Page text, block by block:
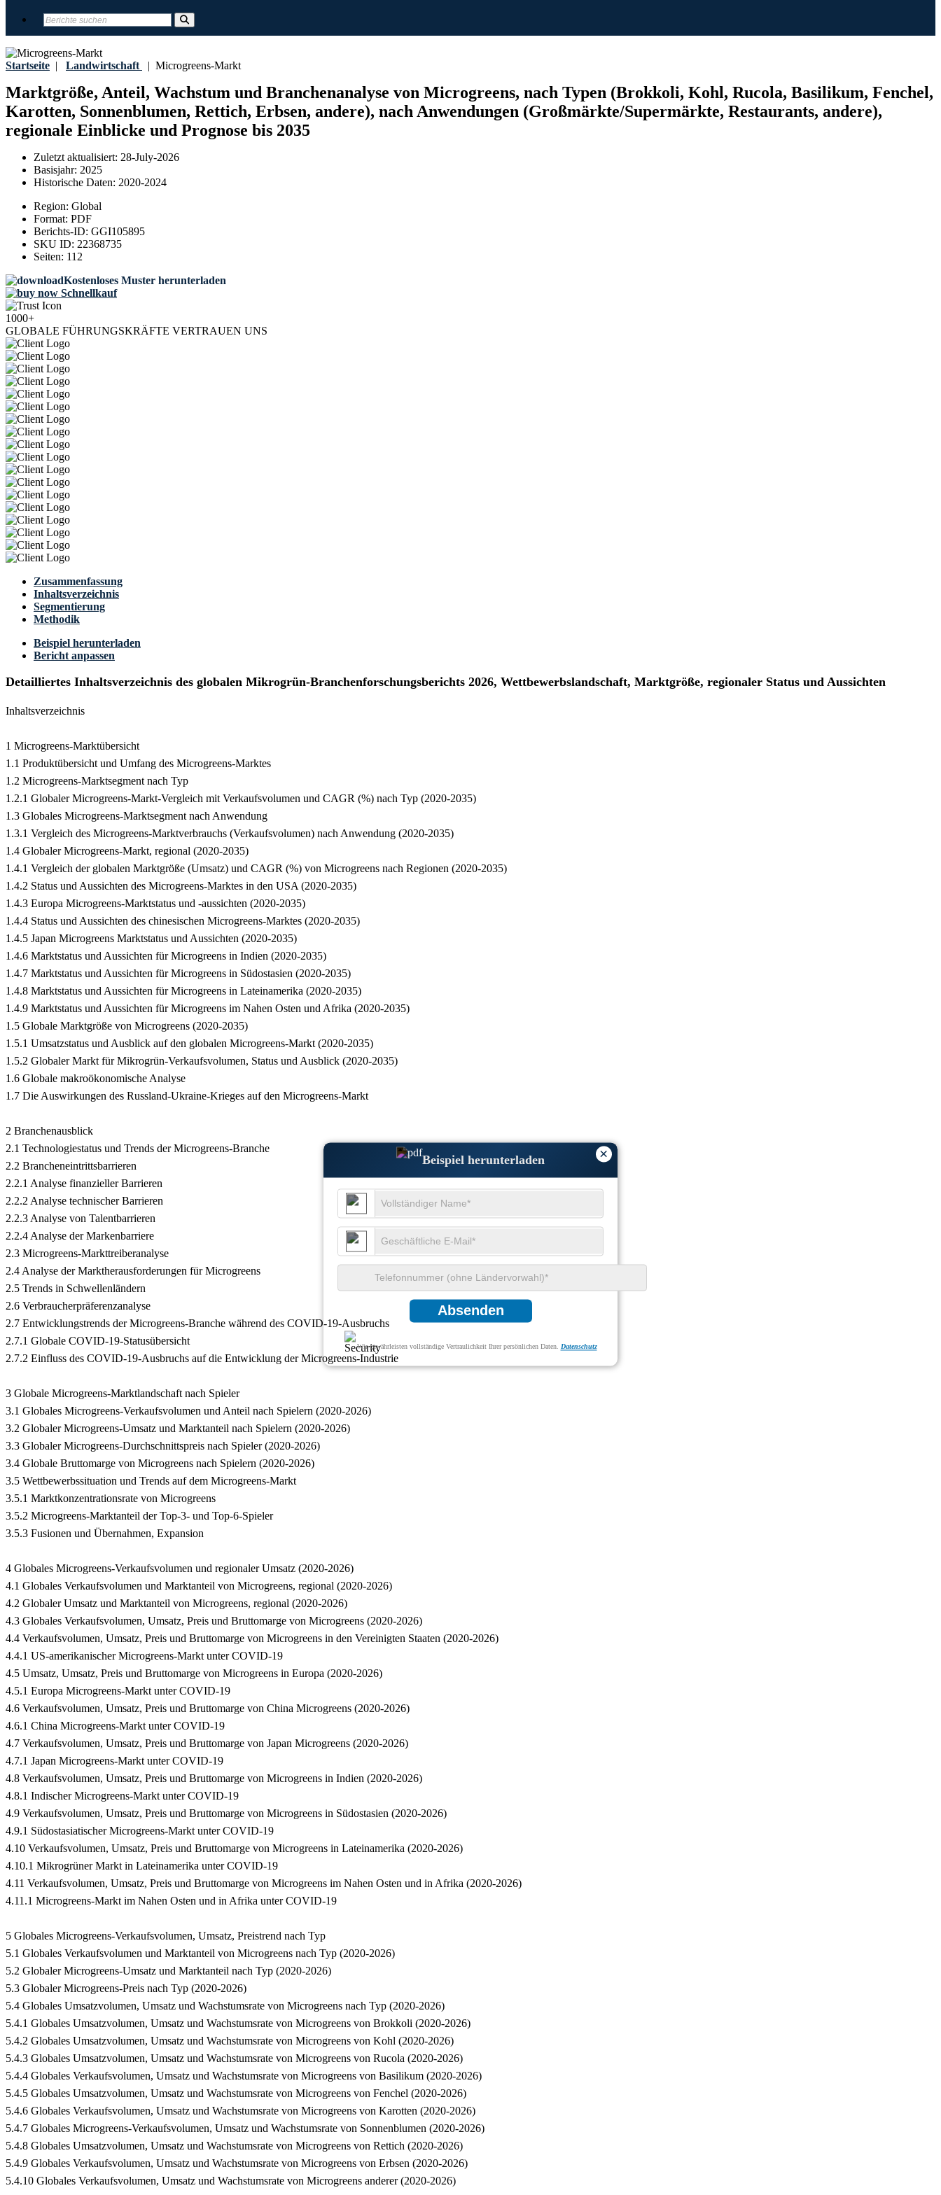
Startseite | Landwirtschaft | Microgreens-Markt
Marktgröße, Anteil, Wachstum und Branchenanalyse von Microgreens, nach Typen (Brokkoli, Kohl, Rucola, Basilikum, Fenchel,
Karotten, Sonnenblumen, Rettich, Erbsen, andere), nach Anwendungen (Großmärkte/Supermärkte, Restaurants, andere),
regionale Einblicke und Prognose bis 2035
Zuletzt aktualisiert: 28-July-2026
Basisjahr: 2025
Historische Daten: 2020-2024
Region: Global
Format: PDF
Berichts-ID: GGI105895
SKU ID: 22368735
Seiten: 112
Kostenloses Muster herunterladen
Schnellkauf
1000+
GLOBALE FÜHRUNGSKRÄFTE VERTRAUEN UNS
×
Beispiel herunterladen
Absenden
Wir gewährleisten vollständige Vertraulichkeit Ihrer persönlichen Daten. Datenschutz
Zusammenfassung
Inhaltsverzeichnis
Segmentierung
Methodik
Beispiel herunterladen
Bericht anpassen
Detailliertes Inhaltsverzeichnis des globalen Mikrogrün-Branchenforschungsberichts 2026, Wettbewerbslandschaft, Marktgröße, regionaler Status und Aussichten
Inhaltsverzeichnis
1 Microgreens-Marktübersicht
1.1 Produktübersicht und Umfang des Microgreens-Marktes
1.2 Microgreens-Marktsegment nach Typ
1.2.1 Globaler Microgreens-Markt-Vergleich mit Verkaufsvolumen und CAGR (%) nach Typ (2020-2035)
1.3 Globales Microgreens-Marktsegment nach Anwendung
1.3.1 Vergleich des Microgreens-Marktverbrauchs (Verkaufsvolumen) nach Anwendung (2020-2035)
1.4 Globaler Microgreens-Markt, regional (2020-2035)
1.4.1 Vergleich der globalen Marktgröße (Umsatz) und CAGR (%) von Microgreens nach Regionen (2020-2035)
1.4.2 Status und Aussichten des Microgreens-Marktes in den USA (2020-2035)
1.4.3 Europa Microgreens-Marktstatus und -aussichten (2020-2035)
1.4.4 Status und Aussichten des chinesischen Microgreens-Marktes (2020-2035)
1.4.5 Japan Microgreens Marktstatus und Aussichten (2020-2035)
1.4.6 Marktstatus und Aussichten für Microgreens in Indien (2020-2035)
1.4.7 Marktstatus und Aussichten für Microgreens in Südostasien (2020-2035)
1.4.8 Marktstatus und Aussichten für Microgreens in Lateinamerika (2020-2035)
1.4.9 Marktstatus und Aussichten für Microgreens im Nahen Osten und Afrika (2020-2035)
1.5 Globale Marktgröße von Microgreens (2020-2035)
1.5.1 Umsatzstatus und Ausblick auf den globalen Microgreens-Markt (2020-2035)
1.5.2 Globaler Markt für Mikrogrün-Verkaufsvolumen, Status und Ausblick (2020-2035)
1.6 Globale makroökonomische Analyse
1.7 Die Auswirkungen des Russland-Ukraine-Krieges auf den Microgreens-Markt
2 Branchenausblick
2.1 Technologiestatus und Trends der Microgreens-Branche
2.2 Brancheneintrittsbarrieren
2.2.1 Analyse finanzieller Barrieren
2.2.2 Analyse technischer Barrieren
2.2.3 Analyse von Talentbarrieren
2.2.4 Analyse der Markenbarriere
2.3 Microgreens-Markttreiberanalyse
2.4 Analyse der Marktherausforderungen für Microgreens
2.5 Trends in Schwellenländern
2.6 Verbraucherpräferenzanalyse
2.7 Entwicklungstrends der Microgreens-Branche während des COVID-19-Ausbruchs
2.7.1 Globale COVID-19-Statusübersicht
2.7.2 Einfluss des COVID-19-Ausbruchs auf die Entwicklung der Microgreens-Industrie
3 Globale Microgreens-Marktlandschaft nach Spieler
3.1 Globales Microgreens-Verkaufsvolumen und Anteil nach Spielern (2020-2026)
3.2 Globaler Microgreens-Umsatz und Marktanteil nach Spielern (2020-2026)
3.3 Globaler Microgreens-Durchschnittspreis nach Spieler (2020-2026)
3.4 Globale Bruttomarge von Microgreens nach Spielern (2020-2026)
3.5 Wettbewerbssituation und Trends auf dem Microgreens-Markt
3.5.1 Marktkonzentrationsrate von Microgreens
3.5.2 Microgreens-Marktanteil der Top-3- und Top-6-Spieler
3.5.3 Fusionen und Übernahmen, Expansion
4 Globales Microgreens-Verkaufsvolumen und regionaler Umsatz (2020-2026)
4.1 Globales Verkaufsvolumen und Marktanteil von Microgreens, regional (2020-2026)
4.2 Globaler Umsatz und Marktanteil von Microgreens, regional (2020-2026)
4.3 Globales Verkaufsvolumen, Umsatz, Preis und Bruttomarge von Microgreens (2020-2026)
4.4 Verkaufsvolumen, Umsatz, Preis und Bruttomarge von Microgreens in den Vereinigten Staaten (2020-2026)
4.4.1 US-amerikanischer Microgreens-Markt unter COVID-19
4.5 Umsatz, Umsatz, Preis und Bruttomarge von Microgreens in Europa (2020-2026)
4.5.1 Europa Microgreens-Markt unter COVID-19
4.6 Verkaufsvolumen, Umsatz, Preis und Bruttomarge von China Microgreens (2020-2026)
4.6.1 China Microgreens-Markt unter COVID-19
4.7 Verkaufsvolumen, Umsatz, Preis und Bruttomarge von Japan Microgreens (2020-2026)
4.7.1 Japan Microgreens-Markt unter COVID-19
4.8 Verkaufsvolumen, Umsatz, Preis und Bruttomarge von Microgreens in Indien (2020-2026)
4.8.1 Indischer Microgreens-Markt unter COVID-19
4.9 Verkaufsvolumen, Umsatz, Preis und Bruttomarge von Microgreens in Südostasien (2020-2026)
4.9.1 Südostasiatischer Microgreens-Markt unter COVID-19
4.10 Verkaufsvolumen, Umsatz, Preis und Bruttomarge von Microgreens in Lateinamerika (2020-2026)
4.10.1 Mikrogrüner Markt in Lateinamerika unter COVID-19
4.11 Verkaufsvolumen, Umsatz, Preis und Bruttomarge von Microgreens im Nahen Osten und in Afrika (2020-2026)
4.11.1 Microgreens-Markt im Nahen Osten und in Afrika unter COVID-19
5 Globales Microgreens-Verkaufsvolumen, Umsatz, Preistrend nach Typ
5.1 Globales Verkaufsvolumen und Marktanteil von Microgreens nach Typ (2020-2026)
5.2 Globaler Microgreens-Umsatz und Marktanteil nach Typ (2020-2026)
5.3 Globaler Microgreens-Preis nach Typ (2020-2026)
5.4 Globales Umsatzvolumen, Umsatz und Wachstumsrate von Microgreens nach Typ (2020-2026)
5.4.1 Globales Umsatzvolumen, Umsatz und Wachstumsrate von Microgreens von Brokkoli (2020-2026)
5.4.2 Globales Umsatzvolumen, Umsatz und Wachstumsrate von Microgreens von Kohl (2020-2026)
5.4.3 Globales Umsatzvolumen, Umsatz und Wachstumsrate von Microgreens von Rucola (2020-2026)
5.4.4 Globales Verkaufsvolumen, Umsatz und Wachstumsrate von Microgreens von Basilikum (2020-2026)
5.4.5 Globales Umsatzvolumen, Umsatz und Wachstumsrate von Microgreens von Fenchel (2020-2026)
5.4.6 Globales Verkaufsvolumen, Umsatz und Wachstumsrate von Microgreens von Karotten (2020-2026)
5.4.7 Globales Microgreens-Verkaufsvolumen, Umsatz und Wachstumsrate von Sonnenblumen (2020-2026)
5.4.8 Globales Umsatzvolumen, Umsatz und Wachstumsrate von Microgreens von Rettich (2020-2026)
5.4.9 Globales Verkaufsvolumen, Umsatz und Wachstumsrate von Microgreens von Erbsen (2020-2026)
5.4.10 Globales Verkaufsvolumen, Umsatz und Wachstumsrate von Microgreens anderer (2020-2026)